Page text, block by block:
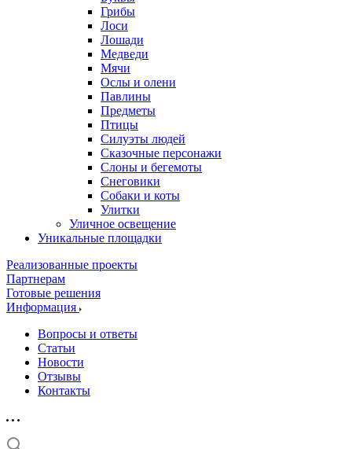
Грибы
Лоси
Лошади
Медведи
Мячи
Ослы и олени
Павлины
Предметы
Птицы
Силуэты людей
Сказочные персонажи
Слоны и бегемоты
Снеговики
Собаки и коты
Улитки
Уличное освещение
Уникальные площадки
Реализованные проекты
Партнерам
Готовые решения
Информация
Вопросы и ответы
Статьи
Новости
Отзывы
Контакты